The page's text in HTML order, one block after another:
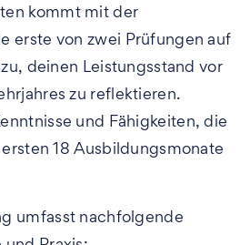
kommt mit der
erste von zwei Prüfungen auf
deinen Leistungsstand vor
zu reflektieren.
und Fähigkeiten, die
18 Ausbildungsmonate
umfasst nachfolgende